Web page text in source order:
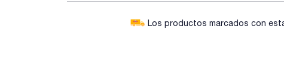
Los productos marcados con